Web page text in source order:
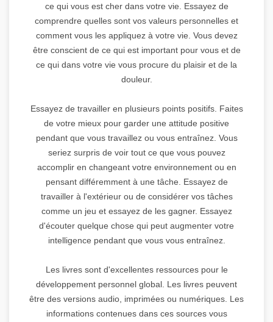
ce qui vous est cher dans votre vie. Essayez de
comprendre quelles sont vos valeurs personnelles et
comment vous les appliquez à votre vie. Vous devez
être conscient de ce qui est important pour vous et de
ce qui dans votre vie vous procure du plaisir et de la
douleur.
Essayez de travailler en plusieurs points positifs. Faites
de votre mieux pour garder une attitude positive
pendant que vous travaillez ou vous entraînez. Vous
seriez surpris de voir tout ce que vous pouvez
accomplir en changeant votre environnement ou en
pensant différemment à une tâche. Essayez de
travailler à l'extérieur ou de considérer vos tâches
comme un jeu et essayez de les gagner. Essayez
d'écouter quelque chose qui peut augmenter votre
intelligence pendant que vous vous entraînez.
Les livres sont d'excellentes ressources pour le
développement personnel global. Les livres peuvent
être des versions audio, imprimées ou numériques. Les
informations contenues dans ces sources vous